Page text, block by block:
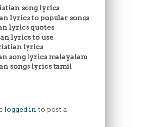
song lyrics
lyrics to popular songs
lyrics quotes
lyrics to use
lyrics
song lyrics malayalam
songs lyrics tamil
logged in to post a